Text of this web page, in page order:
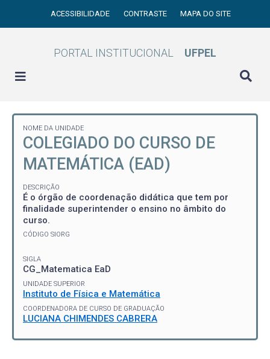
ACESSIBILIDADE CONTRASTE MAPA DO SITE
PORTAL INSTITUCIONAL UFPEL
NOME DA UNIDADE
COLEGIADO DO CURSO DE
MATEMÁTICA (EAD)
DESCRIÇÃO
É o órgão de coordenação didática que tem por
finalidade superintender o ensino no âmbito do
curso.
CÓDIGO SIORG
SIGLA
CG_Matematica EaD
UNIDADE SUPERIOR
Instituto de Física e Matemática
COORDENADORA DE CURSO DE GRADUAÇÃO
LUCIANA CHIMENDES CABRERA